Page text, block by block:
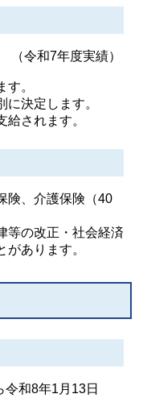
令和7年度実績）
。
決定します。
されます。
険、介護保険（40
等の改正・社会経済
あります。
和8年1月13日